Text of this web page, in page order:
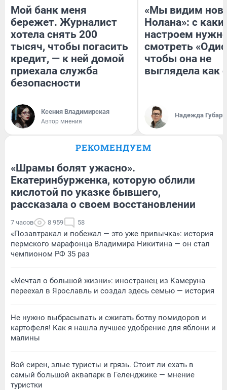
Мой банк меня
бережет. Журналист
хотела снять 200
тысяч, чтобы погасить
кредит, — к ней домой
приехала служба
безопасности
Ксения Владимирская
Автор мнения
«Мы видим
Нолана»: с
настроем
смотреть
чтобы она не
выглядела как
Надежда Губарь
РЕКОМЕНДУЕМ
«Шрамы болят ужасно».
Екатеринбурженка, которую облили
кислотой по указке бывшего,
рассказала о своем восстановлении
7 часов 8 959 58
«Позавтракал и побежал — это уже привычка»: история
пермского марафонца Владимира Никитина — он стал
чемпионом РФ 35 раз
«Мечтал о большой жизни»: иностранец из Камеруна
переехал в Ярославль и создал здесь семью — история
Не нужно выбрасывать и сжигать ботву помидоров и
картофеля! Как я нашла лучшее удобрение для яблони и
малины
Вой сирен, злые туристы и грязь. Стоит ли ехать в
самый большой аквапарк в Геленджике — мнение
туристки